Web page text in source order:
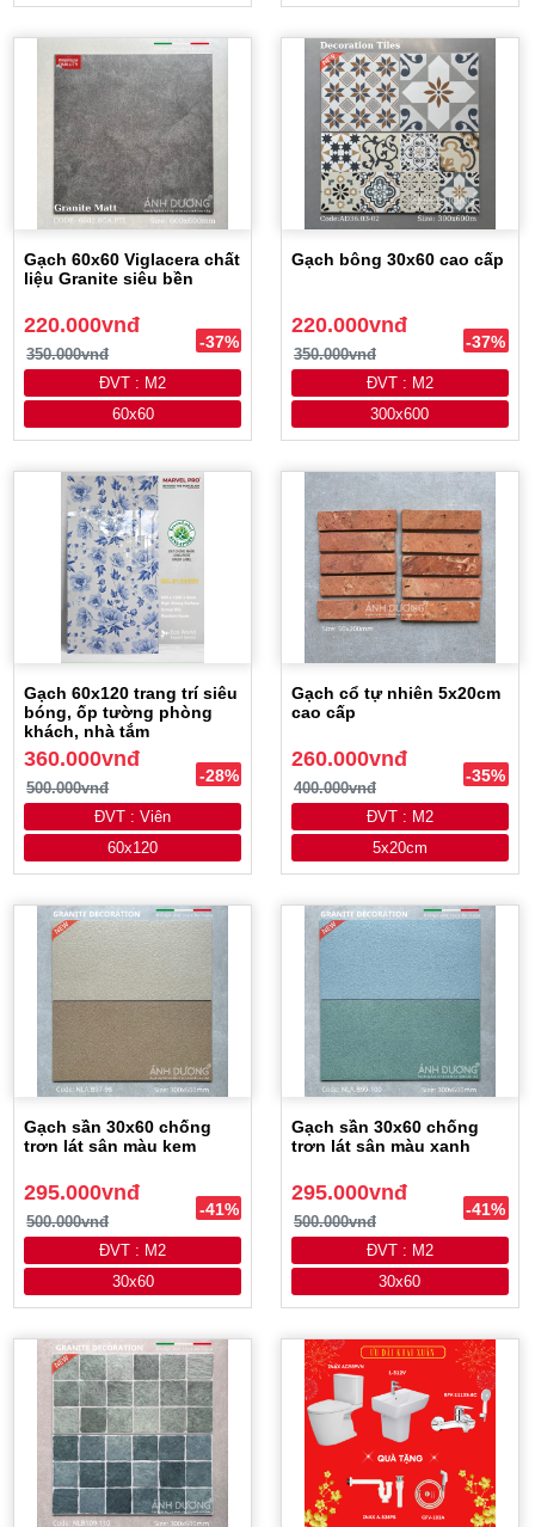
Gạch 60x60 Viglacera chất
liệu Granite siêu bền
220.000vnđ
350.000vnđ
-37%
ĐVT : M2
60x60
Gạch bông 30x60 cao cấp
220.000vnđ
350.000vnđ
-37%
ĐVT : M2
300x600
Gạch 60x120 trang trí siêu
bóng, ốp tường phòng
khách, nhà tắm
360.000vnđ
500.000vnđ
-28%
ĐVT : Viên
60x120
Gạch cổ tự nhiên 5x20cm
cao cấp
260.000vnđ
400.000vnđ
-35%
ĐVT : M2
5x20cm
Gạch sần 30x60 chống
trơn lát sân màu kem
295.000vnđ
500.000vnđ
-41%
ĐVT : M2
30x60
Gạch sần 30x60 chống
trơn lát sân màu xanh
295.000vnđ
500.000vnđ
-41%
ĐVT : M2
30x60